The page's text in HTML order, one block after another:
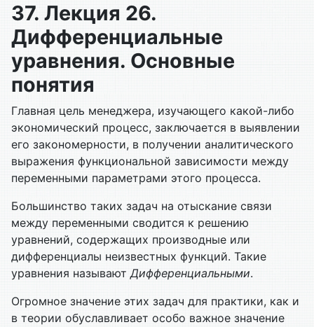
37. Лекция 26.
Дифференциальные
уравнения. Основные
понятия
Главная цель менеджера, изучающего какой-либо
экономический процесс, заключается в выявлении
его закономерности, в получении аналитического
выражения функциональной зависимости между
переменными параметрами этого процесса.
Большинство таких задач на отыскание связи
между переменными сводится к решению
уравнений, содержащих производные или
дифференциалы неизвестных функций. Такие
уравнения называютДифференциальными.
Огромное значение этих задач для практики, как и
в теории обуславливает особо важное значение